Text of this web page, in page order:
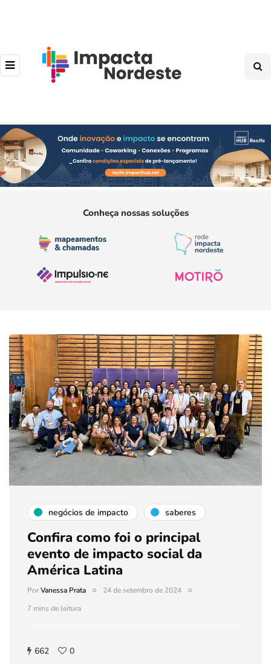
Conheça nossas soluções
negócios de impacto saberes
Confira como foi o principal
evento de impacto social da
América Latina
PorVanessa Prata
24 de setembro de 2024
7 mins de leitura
662 0